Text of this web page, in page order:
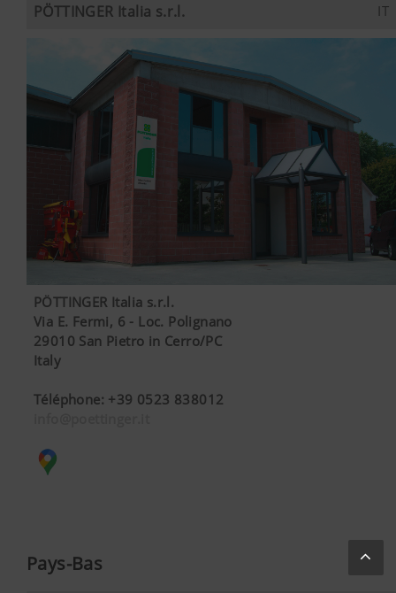
PÖTTINGER Italia s.r.l. IT
PÖTTINGER Italia s.r.l.
Via E. Fermi, 6 - Loc. Polignano
29010 San Pietro in Cerro/PC
Italy
Téléphone: +39 0523 838012
Pays-Bas